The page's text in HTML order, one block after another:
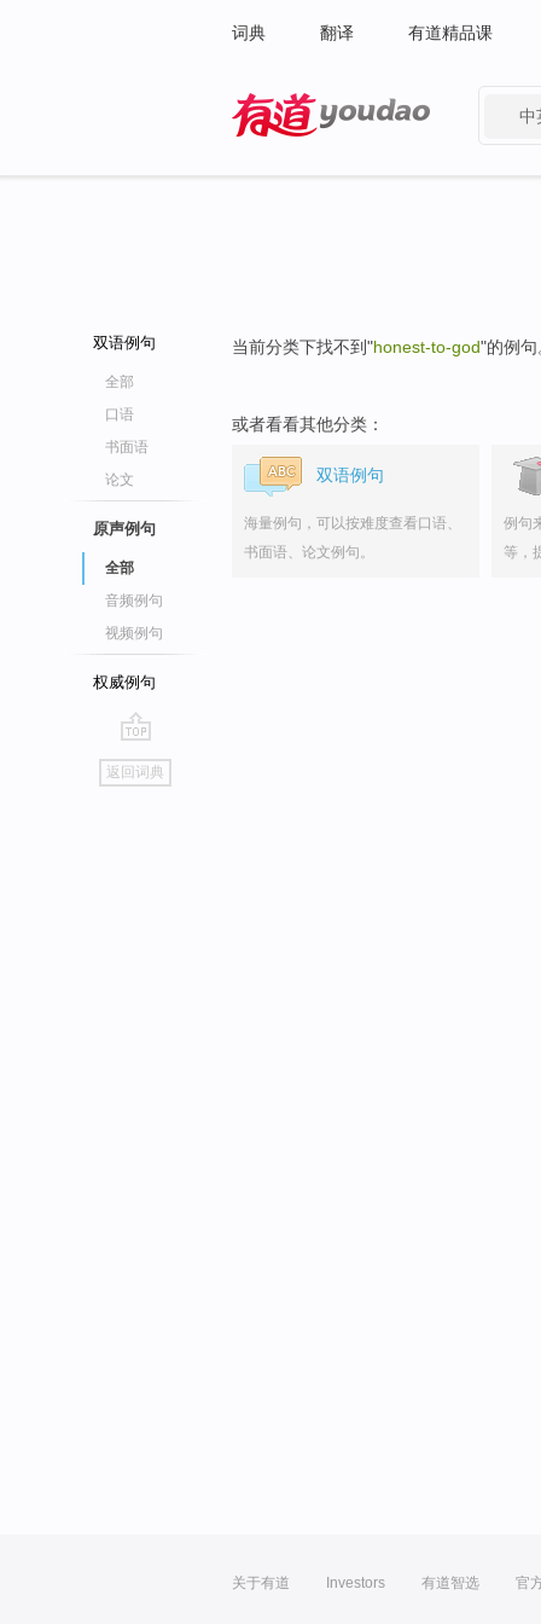
词典 翻译 有道精品课
中
双语例句
全部
口语
书面语
论文
原声例句
全部
音频例句
视频例句
权威例句
go
top
返回词典
当前分类下找不到"honest-to-god"的例句
或者看看其他分类：
双语例句
海量例句，可以按难度查看口语、
书面语、论文例句。
例句
等，
关于有道 Investors 有道智选 官